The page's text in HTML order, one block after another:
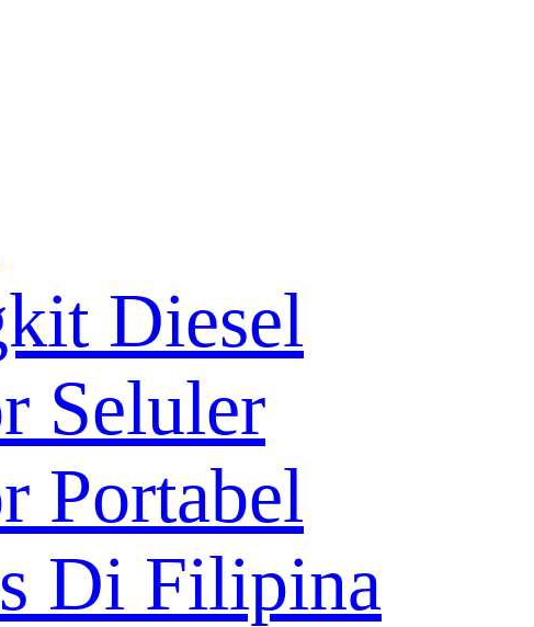
Diesel
Seluler
Portabel
Di Filipina